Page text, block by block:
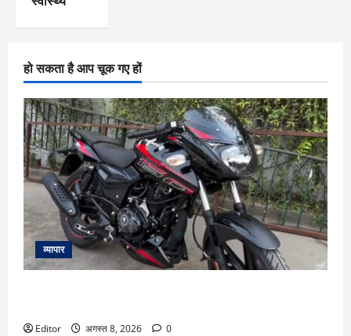
हो सकता है आप चूक गए हों
व्यापार
Editor अगस्त 8, 2026 0